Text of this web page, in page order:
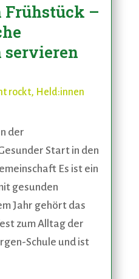
Frühstück –
servieren
rockt, Held:innen
der
Start in den
Es ist ein
gesunden
Jahr gehört das
zum Alltag der
Schule und ist